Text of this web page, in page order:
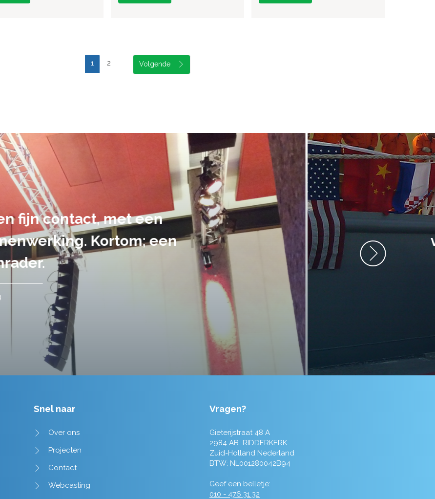
1 2
uitvoering van ons evenement heb ik
gegeven en dat is een aanrader! Alles
tot in de puntjes verzorgd.
Snel naar
Over ons
Projecten
Contact
Webcasting
Vragen?
Gieterijstraat 48 A
2984 AB RIDDERKERK
Zuid-Holland Nederland
BTW: NL001280042B94
Geef een belletje:
010 - 476 31 32